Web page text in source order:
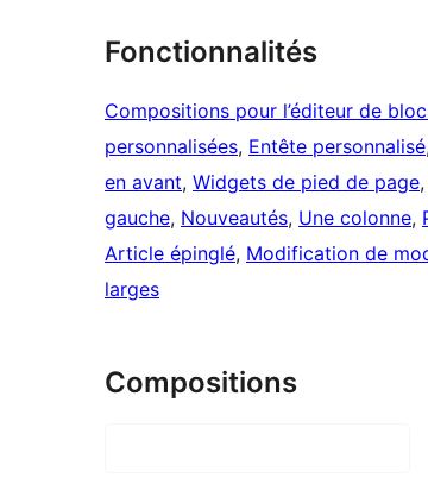
Fonctionnalités
Compositions pour l’éditeur de
personnalisées, Entête personnalisé,
en avant, Widgets de pied de page,
gauche, Nouveautés, Une colonne,
Article épinglé, Modification de
larges
Compositions